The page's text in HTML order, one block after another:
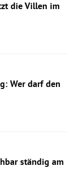
die Villen im
Wer darf den
ständig am